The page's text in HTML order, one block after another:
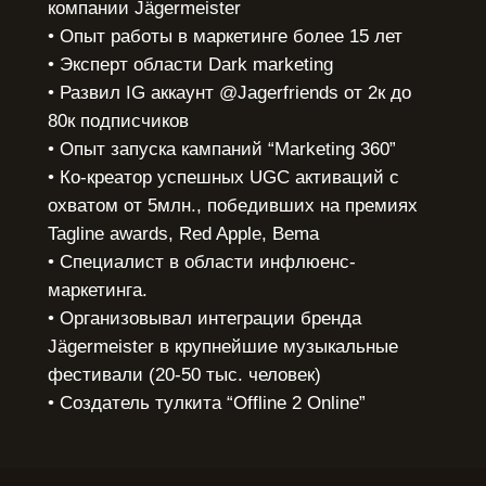
компании Jägermeister
• Опыт работы в маркетинге более 15 лет
• Эксперт области Dark marketing
• Развил IG аккаунт @Jagerfriends от 2к до
80к подписчиков
• Опыт запуска кампаний “Marketing 360”
• Ко-креатор успешных UGC активаций с
охватом от 5млн., победивших на премиях
Tagline awards, Red Apple, Bema
• Специалист в области инфлюенс-
маркетинга.
• Организовывал интеграции бренда
Jägermeister в крупнейшие музыкальные
фестивали (20-50 тыс. человек)
• Создатель тулкита “Offline 2 Online”